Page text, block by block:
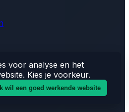
voor analyse en het
Kies je voorkeur.
Ik wil een goed werkende website